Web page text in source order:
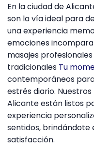
En la ciudad de
son la vía ideal para
una experiencia
emociones
masajes
tradicionales Tu
contemporáneos
estrés diario.
Alicante están listos
experiencia
sentidos,
satisfacción.